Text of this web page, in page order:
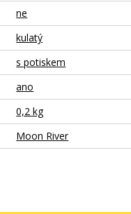
ne
kulatý
s potiskem
ano
0,2 kg
Moon River